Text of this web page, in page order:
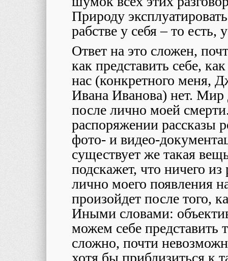
Природу
рабстве у себя – то
Ответ на это сложен,
как представить себе,
нас (конкретного меня,
Ивана Иванова) нет.
после лично моей
распоряжении рассказы
фото- и видео-
существует же такая
подскажет, что ничего
лично моего появления
произойдет после того,
Иными словами:
можем себе представить
сложно, почти
хотя бы приблизиться к